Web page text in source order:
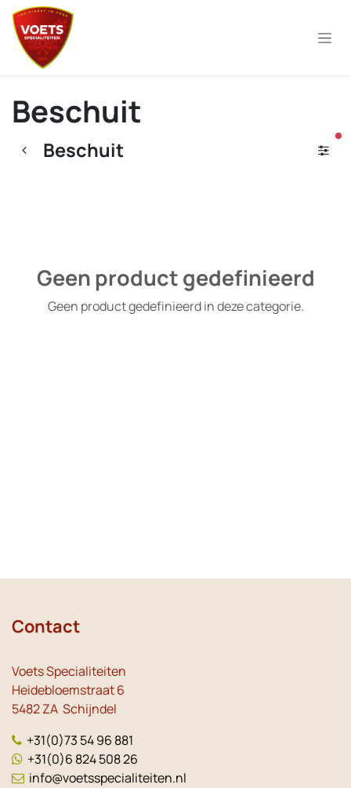
Overslaan naar inhoud
Beschuit
Beschuit
Geen product gedefinieerd
Geen product gedefinieerd in deze categorie.
Contact
Voets Specialiteiten
Heidebloemstraat 6
5482 ZA Schijndel
+31(0)73 54 96 881
+31(0)6 824 508 26
info@voetsspecialiteiten.nl